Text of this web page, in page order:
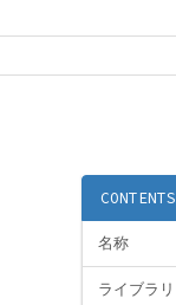
CONTENTS
名称
ライブラリ